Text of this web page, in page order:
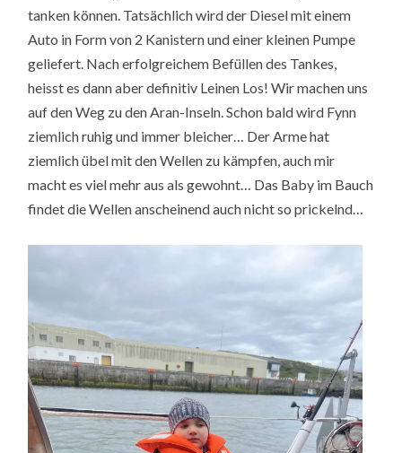
tanken können. Tatsächlich wird der Diesel mit einem
Auto in Form von 2 Kanistern und einer kleinen Pumpe
geliefert. Nach erfolgreichem Befüllen des Tankes,
heisst es dann aber definitiv Leinen Los! Wir machen uns
auf den Weg zu den Aran-Inseln. Schon bald wird Fynn
ziemlich ruhig und immer bleicher… Der Arme hat
ziemlich übel mit den Wellen zu kämpfen, auch mir
macht es viel mehr aus als gewohnt… Das Baby im Bauch
findet die Wellen anscheinend auch nicht so prickelnd…